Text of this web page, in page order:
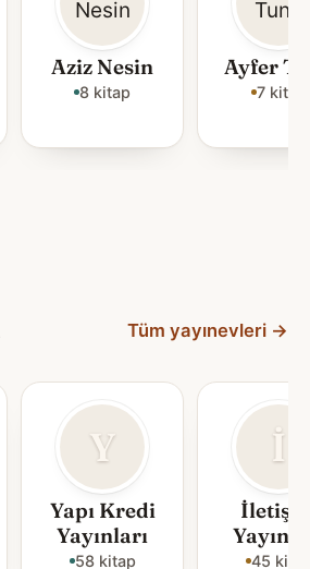
Aziz Nesin
8 kitap
Ayfer
7 kitap
Tüm yayınevleri →
Y
Yapı Kredi
Yayınları
58 kitap
İ
45